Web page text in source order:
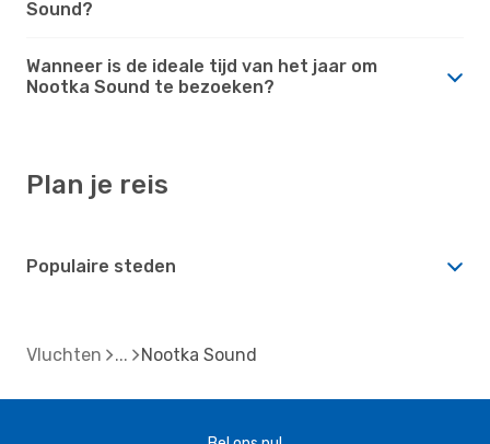
Sound?
Wanneer is de ideale tijd van het jaar om
Nootka Sound te bezoeken?
Plan je reis
Populaire steden
Vluchten Nootka Sound